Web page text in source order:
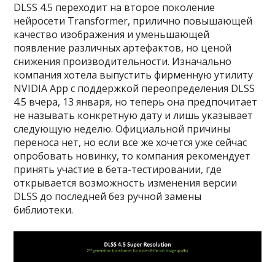
DLSS 4.5 переходит на второе поколение
нейросети Transformer, прилично повышающей
качество изображения и уменьшающей
появление различных артефактов, но ценой
снижения производительности. Изначально
компания хотела выпустить фирменную утилиту
NVIDIA App с поддержкой переопределения DLSS
4.5 вчера, 13 января, но теперь она предпочитает
не называть конкретную дату и лишь указывает
следующую неделю. Официальной причины
переноса нет, но если всё же хочется уже сейчас
опробовать новинку, то компания рекомендует
принять участие в бета-тестировании, где
открывается возможность изменения версии
DLSS до последней без ручной замены
библиотеки.